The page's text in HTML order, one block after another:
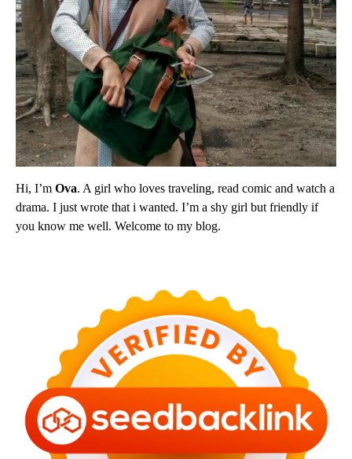
Hi, I’m Ova. A girl who loves traveling, read comic and watch a
drama. I just wrote that i wanted. I’m a shy girl but friendly if
you know me well. Welcome to my blog.